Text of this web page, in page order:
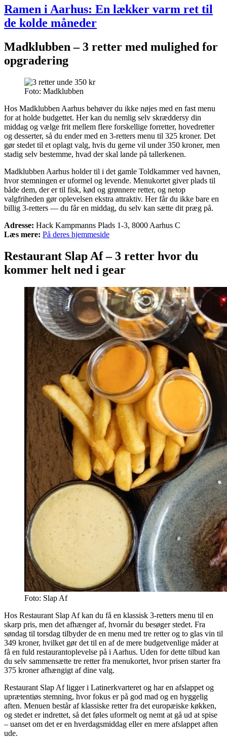
Ramen i Aarhus: En lækker varm ret til
de kolde måneder
Madklubben – 3 retter med mulighed for
opgradering
Foto: Madklubben
Hos Madklubben Aarhus behøver du ikke nøjes med en fast menu
for at holde budgettet. Her kan du nemlig selv skræddersy din
middag og vælge frit mellem flere forskellige forretter, hovedretter
og desserter, så du ender med en 3-retters menu til 325 kroner. Det
gør stedet til et oplagt valg, hvis du gerne vil under 350 kroner, men
stadig selv bestemme, hvad der skal lande på tallerkenen.
Madklubben Aarhus holder til i det gamle Toldkammer ved havnen,
hvor stemningen er uformel og levende. Menukortet giver plads til
både dem, der er til fisk, kød og grønnere retter, og netop
valgfriheden gør oplevelsen ekstra attraktiv. Her får du ikke bare en
billig 3-retters — du får en middag, du selv kan sætte dit præg på.
Adresse: Hack Kampmanns Plads 1-3, 8000 Aarhus C
Læs mere: På deres hjemmeside
Restaurant Slap Af – 3 retter hvor du
kommer helt ned i gear
Foto: Slap Af
Hos Restaurant Slap Af kan du få en klassisk 3-retters menu til en
skarp pris, men det afhænger af, hvornår du besøger stedet. Fra
søndag til torsdag tilbyder de en menu med tre retter og to glas vin til
349 kroner, hvilket gør det til en af de mere budgetvenlige måder at
få en fuld restaurantoplevelse på i Aarhus. Uden for dette tilbud kan
du selv sammensætte tre retter fra menukortet, hvor prisen starter fra
375 kroner afhængigt af dine valg.
Restaurant Slap Af ligger i Latinerkvarteret og har en afslappet og
uprætentiøs stemning, hvor fokus er på god mad og en hyggelig
aften. Menuen består af klassiske retter fra det europæiske køkken,
og stedet er indrettet, så det føles uformelt og nemt at gå ud at spise
– uanset om det er en hverdagsmiddag eller en mere afslappet aften
ude.